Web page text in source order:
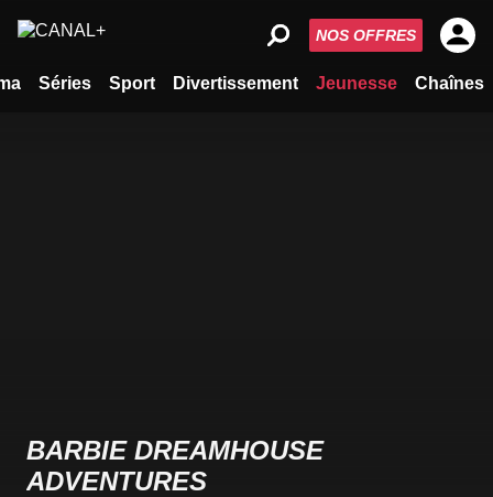
Séries Sport Divertissement Jeunesse Chaînes
NOS OFFRES
BARBIE DREAMHOUSE
ADVENTURES